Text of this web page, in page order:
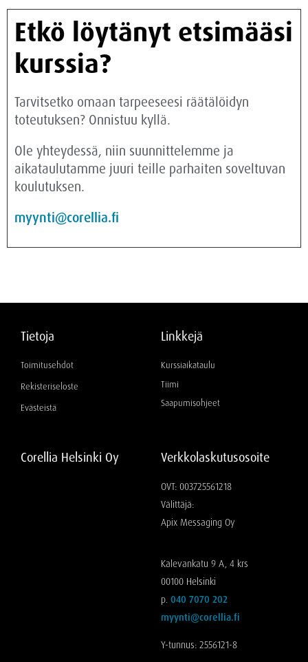
Etkö löytänyt etsimääsi
kurssia?
Tarvitsetko omaan tarpeeseesi räätälöidyn
toteutuksen? Onnistuu kyllä.
Ole yhteydessä, niin suunnittelemme ja
aikataulutamme juuri teille parhaiten soveltuvan
koulutuksen.
myynti@corellia.fi
Tietoja
Toimitusehdot
Rekisteriseloste
Evästeistä
Linkkejä
Kurssiaikataulu
Tiimi
Saapumisohjeet
Corellia Helsinki Oy Verkkolaskutusosoite
OVT: 003725561218
Välittäjä:
Apix Messaging Oy
Kalevankatu 9 A, 4 krs
00100 Helsinki
p. 040 7070 202
myynti@corellia.fi
Y-tunnus: 2556121-8